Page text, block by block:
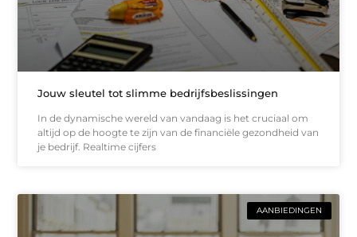
Jouw sleutel tot slimme bedrijfsbeslissingen
In de dynamische wereld van vandaag is het cruciaal om
altijd op de hoogte te zijn van de financiële gezondheid van
je bedrijf. Realtime cijfers
AANBIEDINGEN